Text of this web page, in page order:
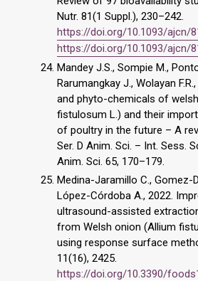
Nutr. 81(1 Suppl.), 230–242.
https://doi.org/10.1093/ajcn/
https://doi.org/10.1093/ajcn/
Mandey J.S., Sompie M.,
Rarumangkay J., Wolayan
and phyto-chemicals of
fistulosum L.) and their
of poultry in the future – A
Ser. D Anim. Sci. – Int. Sess.
Anim. Sci. 65, 170–179.
Medina-Jaramillo C., Gomez-
López-Córdoba A., 2022.
ultrasound-assisted
from Welsh onion (Allium
using response surface
11(16), 2425.
https://doi.org/10.3390/